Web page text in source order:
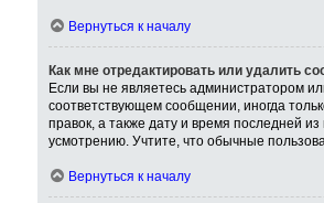
Вернуться к началу
Как мне отредактировать или удалить
Если вы не являетесь администратором
соответствующем сообщении, иногда
правок, а также дату и время последней
усмотрению. Учтите, что обычные
Вернуться к началу